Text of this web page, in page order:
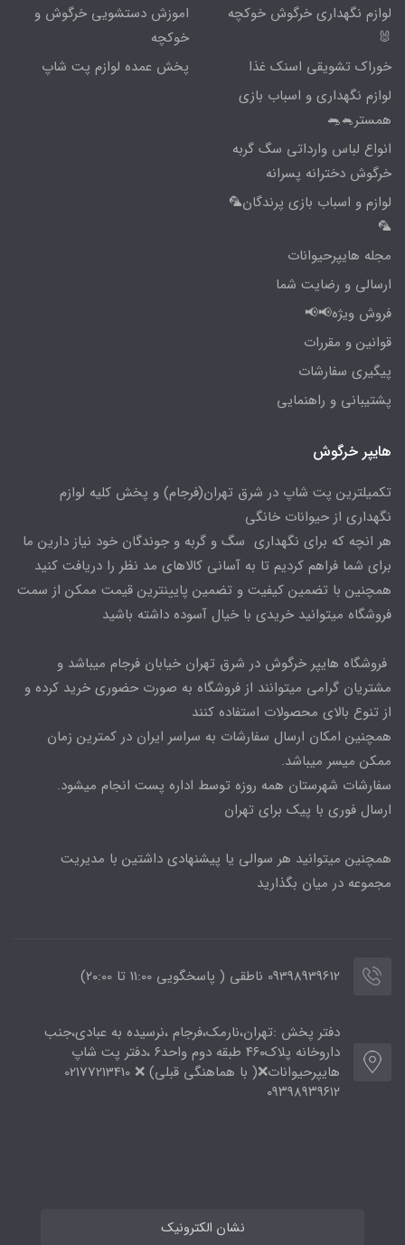
لوازم نگهداری خرگوش خوکچه
🐰
خوراک تشویقی اسنک غذا
لوازم نگهداری و اسباب بازی
همستر🐁🐀
انواع لباس وارداتی سگ گربه
خرگوش دخترانه پسرانه
لوازم و اسباب بازی پرندگان🦜
🦜
مجله هایپرحیوانات
ارسالی و رضایت شما
فروش ویژه📢📢
قوانین و مقررات
پیگیری سفارشات
پشتیبانی و راهنمایی
اموزش دستشویی خرگوش و
خوکچه
پخش عمده لوازم پت شاپ
هایپر خرگوش
تکمیلترین پت شاپ در شرق تهران(فرجام) و پخش کلیه لوازم
نگهداری از حیوانات خانگی
هر انچه که برای نگهداری سگ و گربه و جوندگان خود نیاز دارین ما
برای شما فراهم کردیم تا به آسانی کالاهای مد نظر را دریافت کنید
همچنین با تضمین کیفیت و تضمین پایینترین قیمت ممکن از سمت
فروشگاه میتوانید خریدی با خیال آسوده داشته باشید
فروشگاه هایپر خرگوش در شرق تهران خیابان فرجام میباشد و
مشتریان گرامی میتوانند از فروشگاه به صورت حضوری خرید کرده و
از تنوع بالای محصولات استفاده کنند
همچنین امکان ارسال سفارشات به سراسر ایران در کمترین زمان
ممکن میسر میباشد.
سفارشات شهرستان همه روزه توسط اداره پست انجام میشود.
ارسال فوری با پیک برای تهران
همچنین میتوانید هر سوالی یا پیشنهادی داشتین با مدیریت
مجموعه در میان بگذارید
09398939612 ناطقی ( پاسخگویی 11:00 تا ۲۰:00)
دفتر پخش :تهران،نارمک،فرجام ،نرسیده به عبادی،جنب
داروخانه پلاک۴۶۰ طبقه دوم واحد۶ ،دفتر پت شاپ
هایپرحیوانات❌( با هماهنگی قبلی) ❌ 02177213410
۰۹۳۹۸۹۳۹۶۱۲
نشان الکترونیک